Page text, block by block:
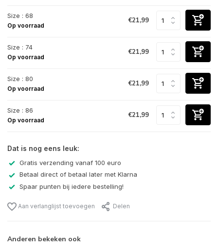
Size : 68
Op voorraad
€21,99
Size : 74
Op voorraad
€21,99
Size : 80
Op voorraad
€21,99
Size : 86
Op voorraad
€21,99
Dat is nog eens leuk:
Gratis verzending vanaf 100 euro
Betaal direct of betaal later met Klarna
Spaar punten bij iedere bestelling!
Aan verlanglijst toevoegen Delen
Anderen bekeken ook